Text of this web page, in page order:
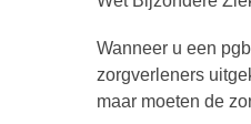
Wanneer u een
zorgverleners
maar moeten de